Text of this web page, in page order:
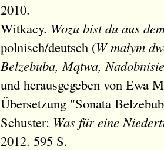
2010.
Witkacy. Wozu bist du aus
polnisch/deutsch (W małym
Belzebuba, Mątwa,
und herausgegeben von Ewa
Übersetzung "Sonata
Schuster: Was für eine
2012. 595 S.